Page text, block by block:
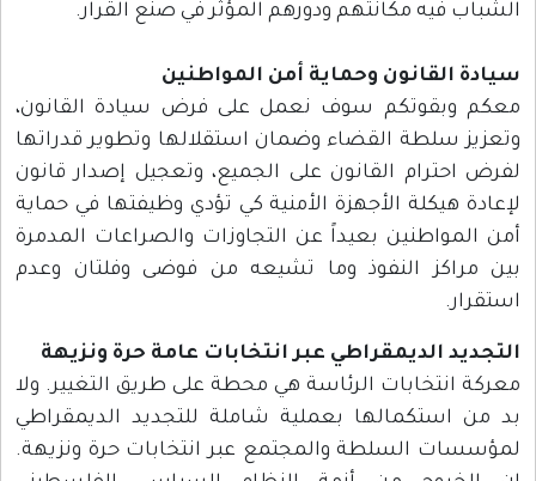
الشباب فيه مكانتهم ودورهم المؤثر في صنع القرار.
سيادة القانون وحماية أمن المواطنين
معكم وبقوتكم سوف نعمل على فرض سيادة القانون،
وتعزيز سلطة القضاء وضمان استقلالها وتطوير قدراتها
لفرض احترام القانون على الجميع، وتعجيل إصدار قانون
لإعادة هيكلة الأجهزة الأمنية كي تؤدي وظيفتها في حماية
أمن المواطنين بعيداً عن التجاوزات والصراعات المدمرة
بين مراكز النفوذ وما تشيعه من فوضى وفلتان وعدم
استقرار.
التجديد الديمقراطي عبر انتخابات عامة حرة ونزيهة
معركة انتخابات الرئاسة هي محطة على طريق التغيير. ولا
بد من استكمالها بعملية شاملة للتجديد الديمقراطي
لمؤسسات السلطة والمجتمع عبر انتخابات حرة ونزيهة.